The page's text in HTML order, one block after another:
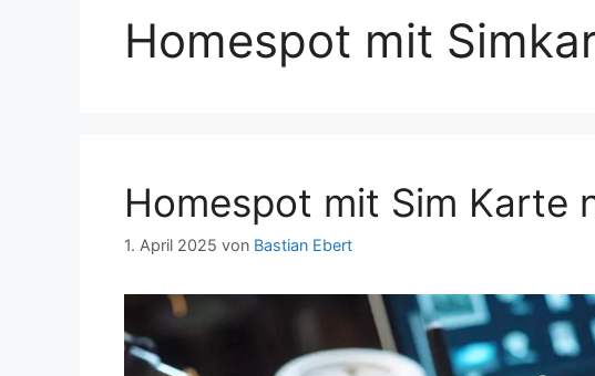
Homespot mit
Homespot mit Sim Karte
1. April 2025 von Bastian Ebert